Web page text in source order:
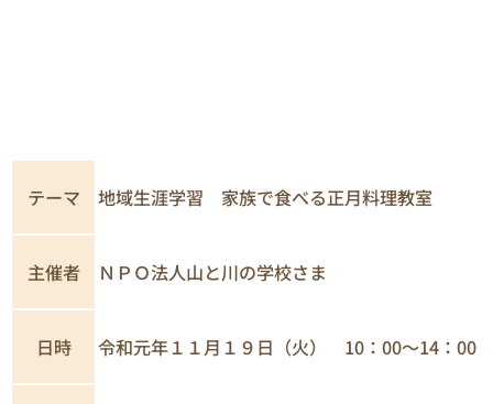
テーマ 地域生涯学習 家族で食べる正月料理教室
主催者 ＮＰＯ法人山と川の学校さま
日時 令和元年１１月１９日（火） 10：00～14：00